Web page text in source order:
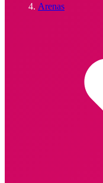
Arenas